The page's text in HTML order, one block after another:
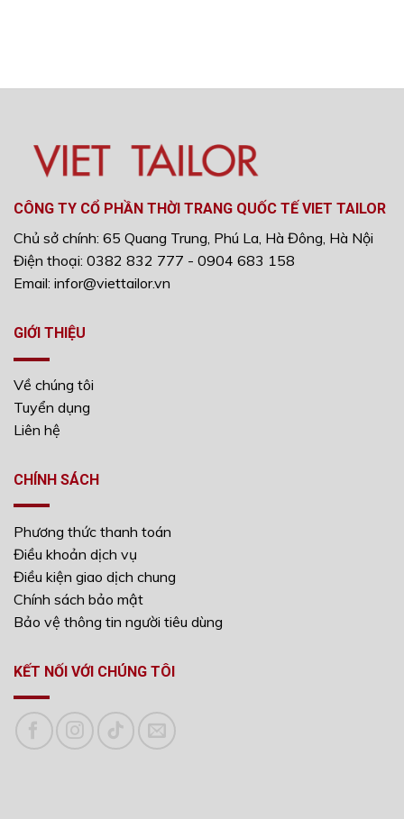
CÔNG TY CỔ PHẦN THỜI TRANG QUỐC TẾ VIET TAILOR
Chủ sở chính: 65 Quang Trung, Phú La, Hà Đông, Hà Nội
Điện thoại: 0382 832 777 - 0904 683 158
Email: infor@viettailor.vn
GIỚI THIỆU
Về chúng tôi
Tuyển dụng
Liên hệ
CHÍNH SÁCH
Phương thức thanh toán
Điều khoản dịch vụ
Điều kiện giao dịch chung
Chính sách bảo mật
Bảo vệ thông tin người tiêu dùng
KẾT NỐI VỚI CHÚNG TÔI